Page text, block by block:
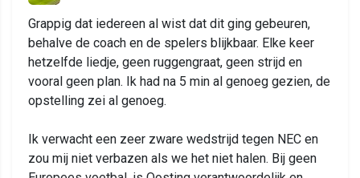
Grappig dat iedereen al wist dat dit ging gebeuren,
behalve de coach en de spelers blijkbaar. Elke keer
hetzelfde liedje, geen ruggengraat, geen strijd en
vooral geen plan. Ik had na 5 min al genoeg gezien, de
opstelling zei al genoeg.
Ik verwacht een zeer zware wedstrijd tegen NEC en
zou mij niet verbazen als we het niet halen. Bij geen